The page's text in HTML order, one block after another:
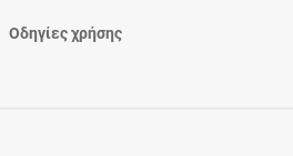
Οδηγίες χρήσης